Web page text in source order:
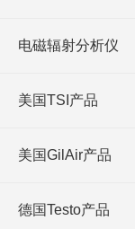
电磁辐射分析仪
美国TSI产品
美国GilAir产品
德国Testo产品